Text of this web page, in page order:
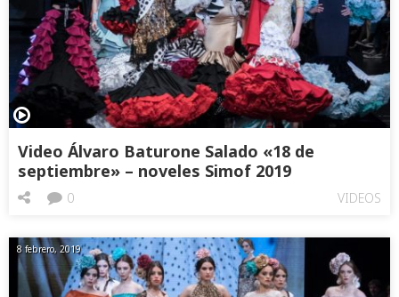
Video Álvaro Baturone Salado «18 de
septiembre» – noveles Simof 2019
VIDEOS
0
8 febrero, 2019